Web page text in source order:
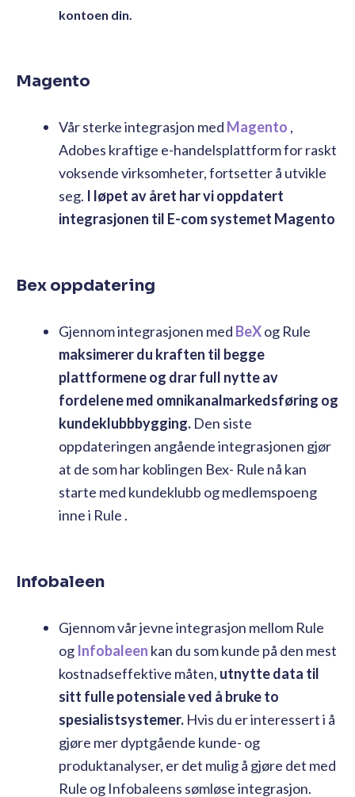
kontoen din.
Magento
Vår sterke integrasjon med Magento ,
Adobes kraftige e-handelsplattform for raskt
voksende virksomheter, fortsetter å utvikle
seg. I løpet av året har vi oppdatert
integrasjonen til E-com systemet Magento
Bex oppdatering
Gjennom integrasjonen med BeXog Rule
maksimerer du kraften til begge
plattformene og drar full nytte av
fordelene med omnikanalmarkedsføring og
kundeklubbbygging. Den siste
oppdateringen angående integrasjonen gjør
at de som har koblingen Bex- Rule nå kan
starte med kundeklubb og medlemspoeng
inne i Rule .
Infobaleen
Gjennom vår jevne integrasjon mellom Rule
og Infobaleen kan du som kunde på den mest
kostnadseffektive måten, utnytte data til
sitt fulle potensiale ved å bruke to
spesialistsystemer. Hvis du er interessert i å
gjøre mer dyptgående kunde- og
produktanalyser, er det mulig å gjøre det med
Rule og Infobaleens sømløse integrasjon.